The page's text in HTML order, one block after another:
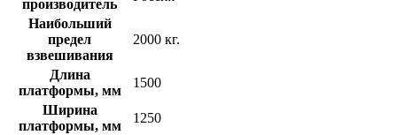
производитель
Наибольший
предел
взвешивания
2000 кг.
Длина
платформы, мм
1500
Ширина
платформы, мм
1250